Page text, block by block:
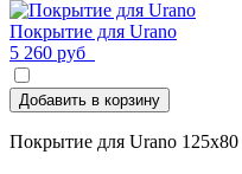
Покрытие для Urano
5 260 руб
Добавить в корзину
Покрытие для Urano 125x80